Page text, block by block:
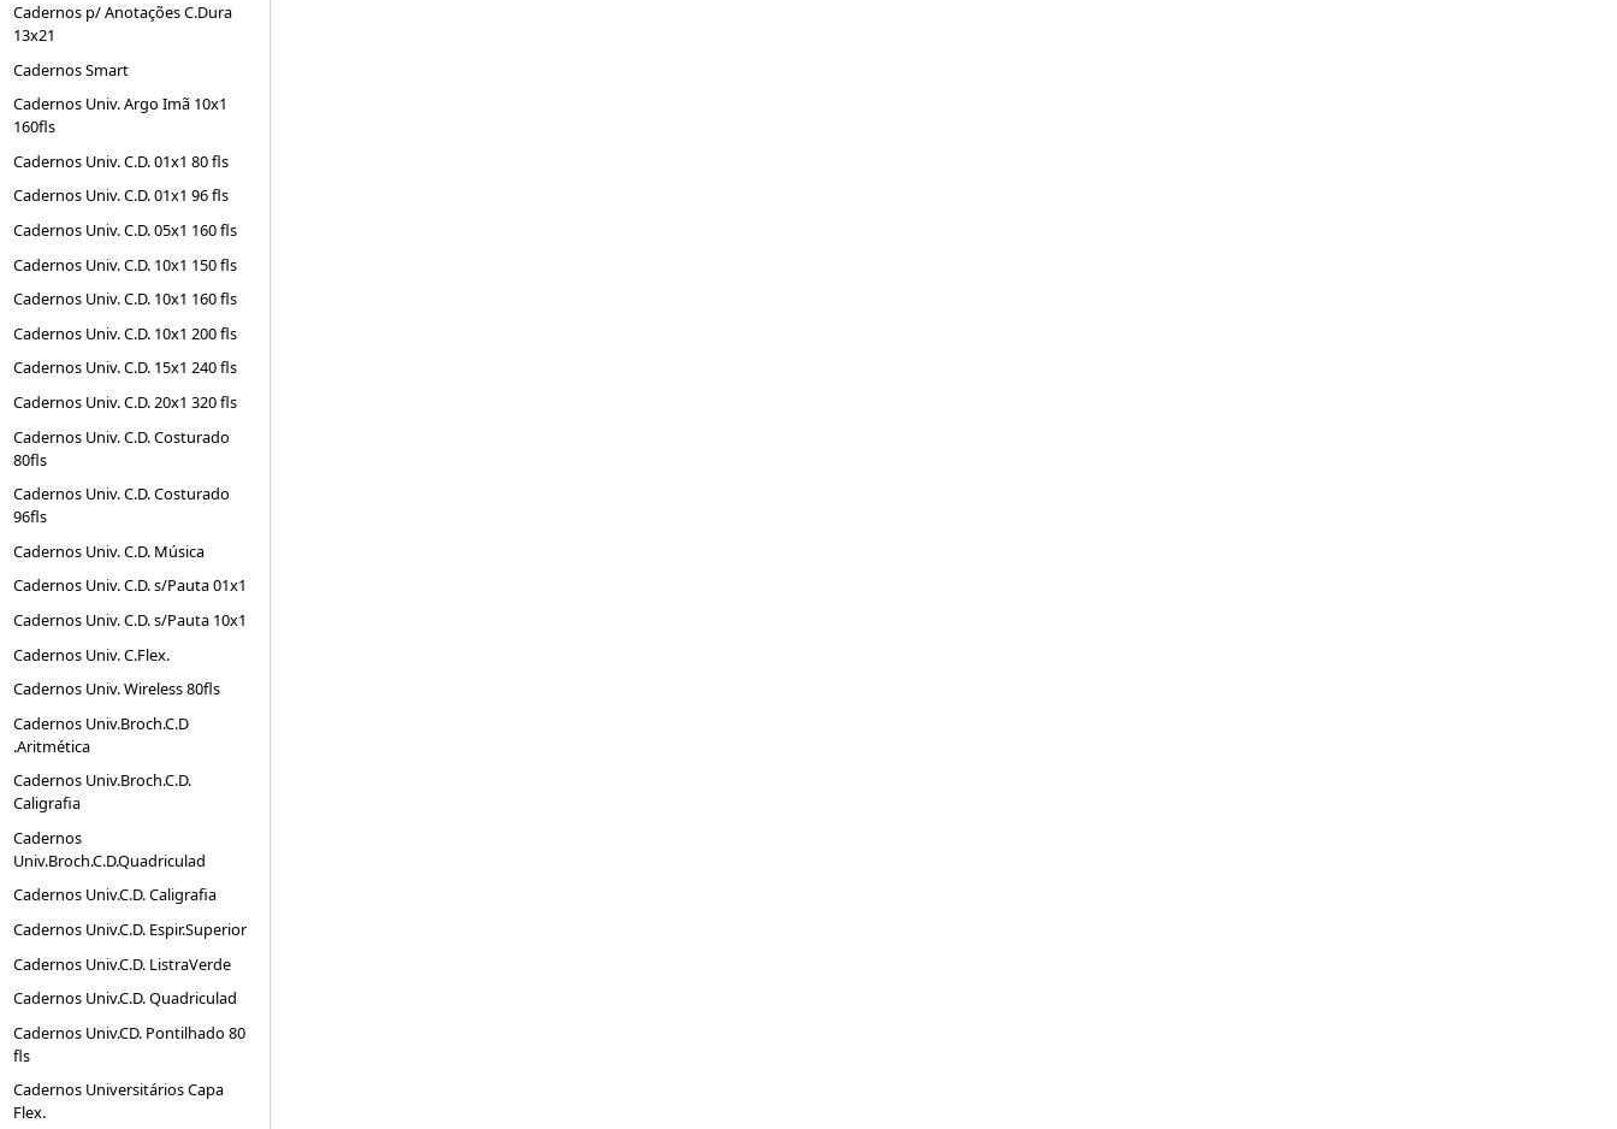
Cadernos p/ Anotações C.Dura
13x21
Cadernos Smart
Cadernos Univ. Argo Imã 10x1
160fls
Cadernos Univ. C.D. 01x1 80 fls
Cadernos Univ. C.D. 01x1 96 fls
Cadernos Univ. C.D. 05x1 160 fls
Cadernos Univ. C.D. 10x1 150 fls
Cadernos Univ. C.D. 10x1 160 fls
Cadernos Univ. C.D. 10x1 200 fls
Cadernos Univ. C.D. 15x1 240 fls
Cadernos Univ. C.D. 20x1 320 fls
Cadernos Univ. C.D. Costurado
80fls
Cadernos Univ. C.D. Costurado
96fls
Cadernos Univ. C.D. Música
Cadernos Univ. C.D. s/Pauta 01x1
Cadernos Univ. C.D. s/Pauta 10x1
Cadernos Univ. C.Flex.
Cadernos Univ. Wireless 80fls
Cadernos Univ.Broch.C.D
.Aritmética
Cadernos Univ.Broch.C.D.
Caligrafia
Cadernos
Univ.Broch.C.D.Quadriculad
Cadernos Univ.C.D. Caligrafia
Cadernos Univ.C.D. Espir.Superior
Cadernos Univ.C.D. ListraVerde
Cadernos Univ.C.D. Quadriculad
Cadernos Univ.CD. Pontilhado 80
fls
Cadernos Universitários Capa
Flex.